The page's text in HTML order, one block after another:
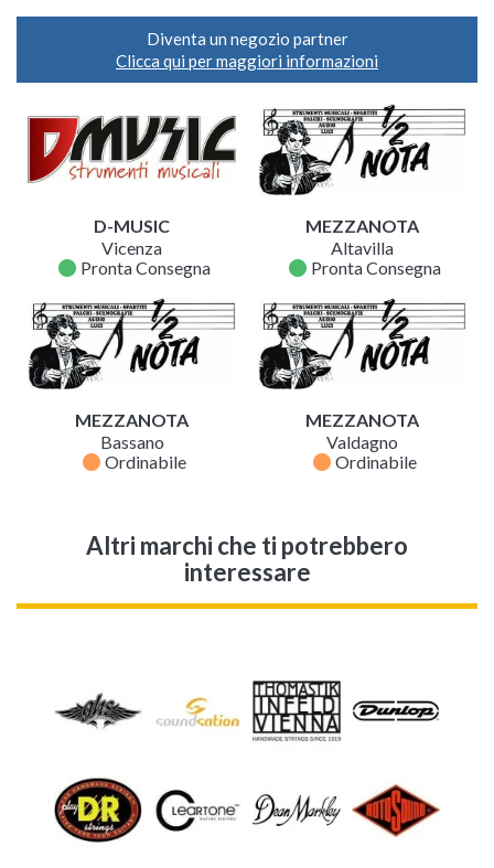
Diventa un negozio partner
Clicca qui per maggiori informazioni
D-MUSIC
Vicenza
fiber_manual_record Pronta Consegna
MEZZANOTA
Altavilla
fiber_manual_record Pronta Consegna
MEZZANOTA
Bassano
fiber_manual_record Ordinabile
MEZZANOTA
Valdagno
fiber_manual_record Ordinabile
Altri marchi che ti potrebbero
interessare